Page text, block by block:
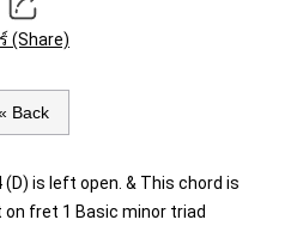
(Share)
Back
(D) is left open. & This chord is
fret 1 Basic minor triad